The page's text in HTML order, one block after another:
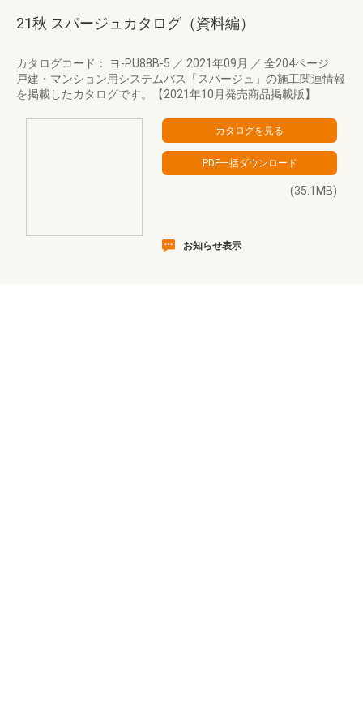
21秋 スパージュカタログ（資料編）
カタログコード： ヨ-PU88B-5 ／ 2021年09月 ／ 全204ページ
戸建・マンション用システムバス「スパージュ」の施工関連情報
を掲載したカタログです。【2021年10月発売商品掲載版】
(35.1MB)
お知らせ表示